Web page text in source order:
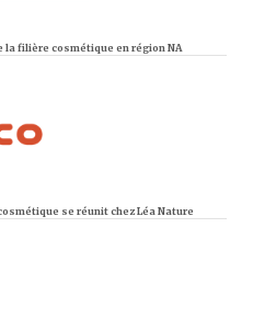
filière cosmétique en région NA
se réunit chez Léa Nature